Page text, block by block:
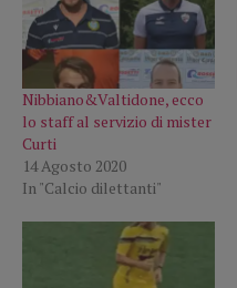
Nibbiano&Valtidone, ecco
lo staff al servizio di mister
Curti
14 Agosto 2020
In "Calcio dilettanti"